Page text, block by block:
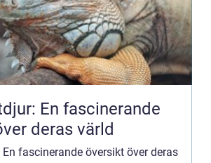
En fascinerande
deras värld
fascinerande översikt över deras